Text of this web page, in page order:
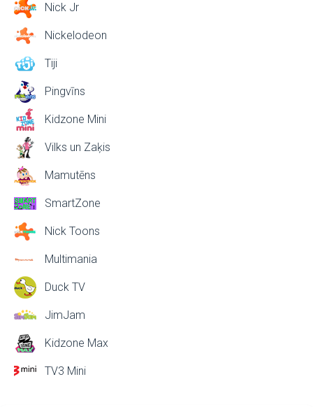
Nick Jr
Nickelodeon
Tiji
Pingvīns
Kidzone Mini
Vilks un Zaķis
Mamutēns
SmartZone
Nick Toons
Multimania
Duck TV
JimJam
Kidzone Max
TV3 Mini